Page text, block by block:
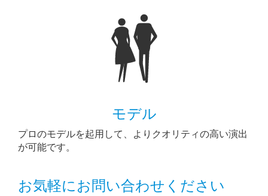
モデル
プロのモデルを起用して、よりクオリティの高い演出
が可能です。
お気軽にお問い合わせください